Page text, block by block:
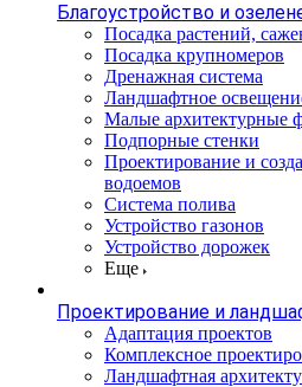
Благоустройство и
Посадка растений,
Посадка крупномеров
Дренажная система
Ландшафтное
Малые архитектурные
Подпорные стенки
Проектирование и
водоемов
Система полива
Устройство газонов
Устройство дорожек
Еще
Проектирование и
Адаптация проектов
Комплексное
Ландшафтная